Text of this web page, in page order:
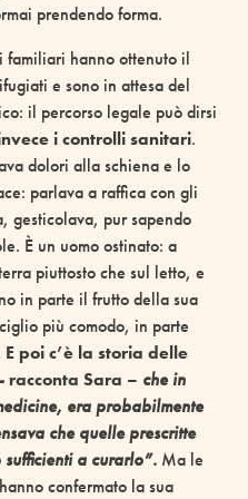
prendendo forma.
familiari hanno ottenuto il
e sono in attesa del
il percorso legale può dirsi
i controlli sanitari.
dolori alla schiena e lo
parlava a raffica con gli
gesticolava, pur sapendo
È un uomo ostinato: a
piuttosto che sul letto, e
in parte il frutto della sua
più comodo, in parte
E poi c’è la storia delle
racconta Sara – che in
era probabilmente
che quelle prescritte
a curarlo”. Ma le
confermato la sua